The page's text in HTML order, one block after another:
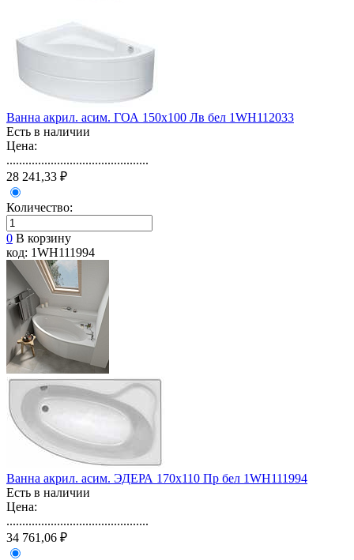
Ванна акрил. асим. ГОА 150х100 Лв бел 1WH112033
Есть в наличии
Цена:
.............................................
28 241,33 ₽
Количество:
0 В корзину
код: 1WH111994
Ванна акрил. асим. ЭДЕРА 170х110 Пр бел 1WH111994
Есть в наличии
Цена:
.............................................
34 761,06 ₽